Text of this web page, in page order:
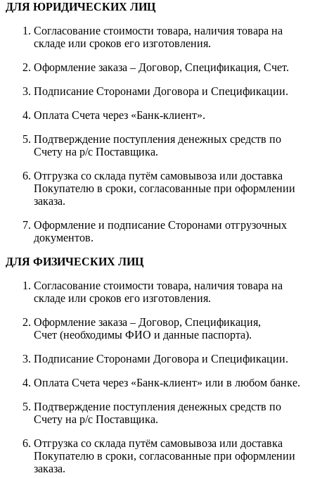
ДЛЯ ЮРИДИЧЕСКИХ ЛИЦ
Согласование стоимости товара, наличия товара на
складе или сроков его изготовления.
Оформление заказа – Договор, Спецификация, Счет.
Подписание Сторонами Договора и Спецификации.
Оплата Счета через «Банк-клиент».
Подтверждение поступления денежных средств по
Счету на р/с Поставщика.
Отгрузка со склада путём самовывоза или доставка
Покупателю в сроки, согласованные при оформлении
заказа.
Оформление и подписание Сторонами отгрузочных
документов.
ДЛЯ ФИЗИЧЕСКИХ ЛИЦ
Согласование стоимости товара, наличия товара на
складе или сроков его изготовления.
Оформление заказа – Договор, Спецификация,
Счет (необходимы ФИО и данные паспорта).
Подписание Сторонами Договора и Спецификации.
Оплата Счета через «Банк-клиент» или в любом банке.
Подтверждение поступления денежных средств по
Счету на р/с Поставщика.
Отгрузка со склада путём самовывоза или доставка
Покупателю в сроки, согласованные при оформлении
заказа.